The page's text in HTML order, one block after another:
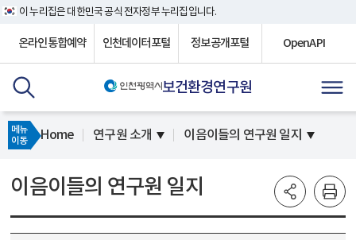
이 누리집은 대한민국 공식 전자정부 누리집입니다.
온라인통합예약 인천데이터포털 정보공개포털 OpenAPI
보건환경연구원
메뉴
이동
Home 연구원 소개 이음이들의 연구원 일지
이음이들의 연구원 일지